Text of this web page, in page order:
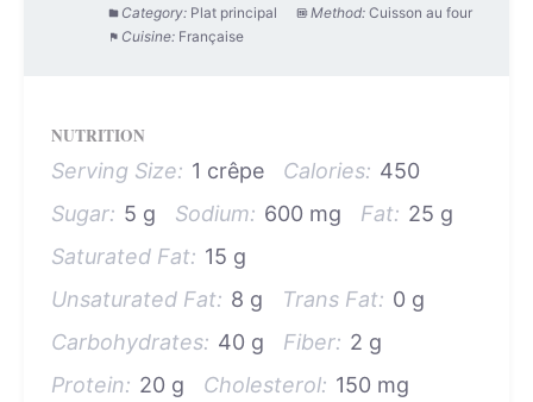
Category: Plat principal Method: Cuisson au four
Cuisine: Française
NUTRITION
Serving Size: 1 crêpe Calories: 450
Sugar: 5 g Sodium: 600 mg Fat: 25 g
Saturated Fat: 15 g
Unsaturated Fat: 8 g Trans Fat: 0 g
Carbohydrates: 40 g Fiber: 2 g
Protein: 20 g Cholesterol: 150 mg